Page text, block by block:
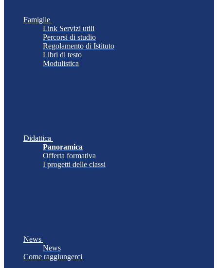
Famiglie
Link Servizi utili
Percorsi di studio
Regolamento di Istituto
Libri di testo
Modulistica
Didattica
Panoramica
Offerta formativa
I progetti delle classi
News
News
Come raggiungerci